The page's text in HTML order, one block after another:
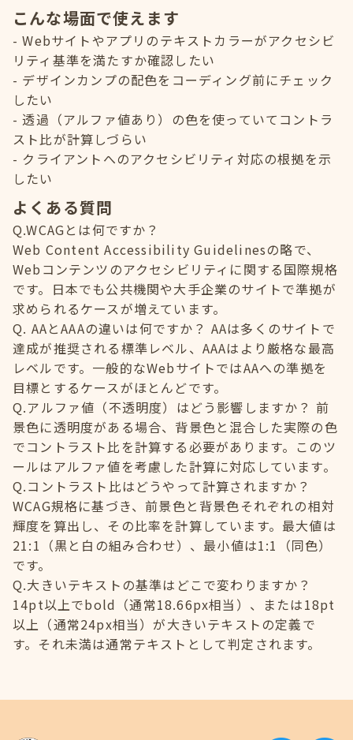
こんな場面で使えます
Webサイトやアプリのテキストカラーがアクセシビ
リティ基準を満たすか確認したい
デザインカンプの配色をコーディング前にチェック
したい
透過（アルファ値あり）の色を使っていてコントラ
スト比が計算しづらい
クライアントへのアクセシビリティ対応の根拠を示
したい
よくある質問
Q.WCAGとは何ですか？
Web Content Accessibility Guidelinesの略で、
Webコンテンツのアクセシビリティに関する国際規格
です。日本でも公共機関や大手企業のサイトで準拠が
求められるケースが増えています。
Q. AAとAAAの違いは何ですか？ AAは多くのサイトで
達成が推奨される標準レベル、AAAはより厳格な最高
レベルです。一般的なWebサイトではAAへの準拠を
目標とするケースがほとんどです。
Q.アルファ値（不透明度）はどう影響しますか？ 前
景色に透明度がある場合、背景色と混合した実際の色
でコントラスト比を計算する必要があります。このツ
ールはアルファ値を考慮した計算に対応しています。
Q.コントラスト比はどうやって計算されますか？
WCAG規格に基づき、前景色と背景色それぞれの相対
輝度を算出し、その比率を計算しています。最大値は
21:1（黒と白の組み合わせ）、最小値は1:1（同色）
です。
Q.大きいテキストの基準はどこで変わりますか？
14pt以上でbold（通常18.66px相当）、または18pt
以上（通常24px相当）が大きいテキストの定義で
す。それ未満は通常テキストとして判定されます。